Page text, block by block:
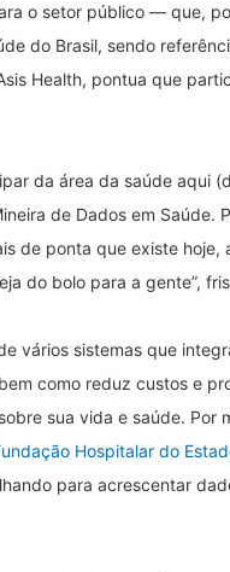
o setor público — que,
do Brasil, sendo
Health, pontua que
da área da saúde aqui
de Dados em Saúde.
de ponta que existe
do bolo para a gente”,
vários sistemas que
como reduz custos e
sua vida e saúde. Por
Hospitalar do
para acrescentar